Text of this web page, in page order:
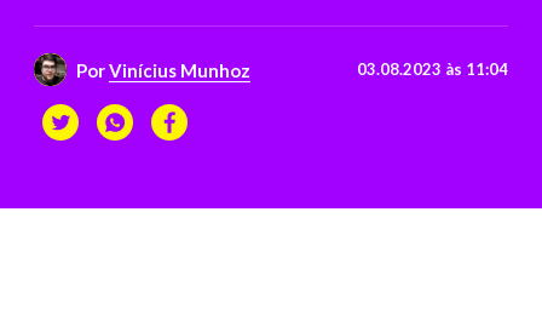
PorVinícius Munhoz 03.08.2023 às 11:04